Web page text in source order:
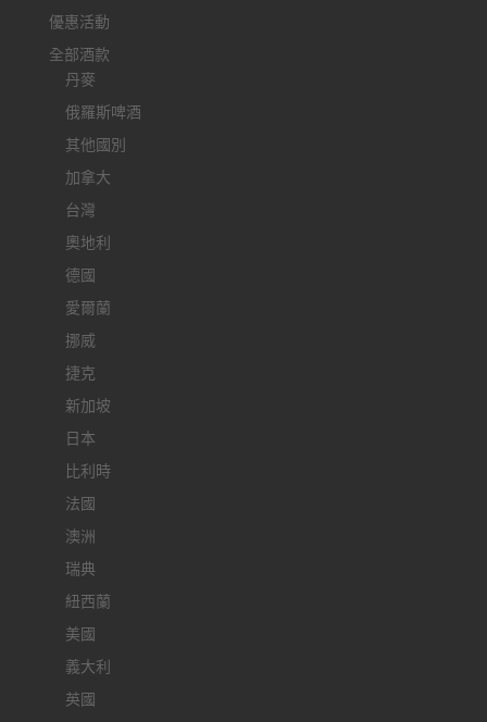
優惠活動
全部酒款
丹麥
俄羅斯啤酒
其他國別
加拿大
台灣
奧地利
德國
愛爾蘭
挪威
捷克
新加坡
日本
比利時
法國
澳洲
瑞典
紐西蘭
美國
義大利
英國